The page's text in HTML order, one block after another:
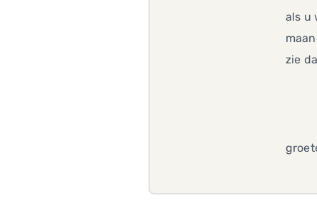
als u
zie